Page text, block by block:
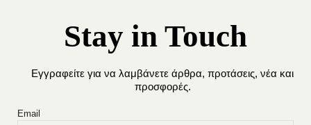
Stay in Touch
Εγγραφείτε για να λαμβάνετε άρθρα, προτάσεις, νέα και
προσφορές.
Email